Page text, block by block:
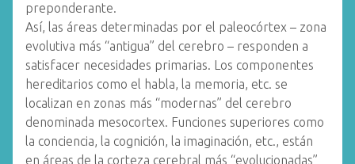
preponderante.
Así, las áreas determinadas por el paleocórtex – zona
evolutiva más “antigua” del cerebro – responden a
satisfacer necesidades primarias. Los componentes
hereditarios como el habla, la memoria, etc. se
localizan en zonas más “modernas” del cerebro
denominada mesocortex. Funciones superiores como
la conciencia, la cognición, la imaginación, etc., están
en áreas de la corteza cerebral más “evolucionadas”